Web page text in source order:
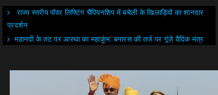
राज्य स्तरीय पॉवर लिफ्टिंग चैंपियनशिप में बचेली के खिलाड़ियों का शानदार
प्रदर्शन
महानदी के तट पर आस्था का महाकुंभ: बनारस की तर्ज पर गूंजे वैदिक मंत्र